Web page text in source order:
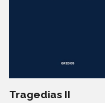
Tragedias II